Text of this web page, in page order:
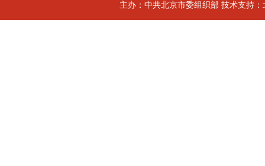
主办：中共北京市委组织部 技术支持